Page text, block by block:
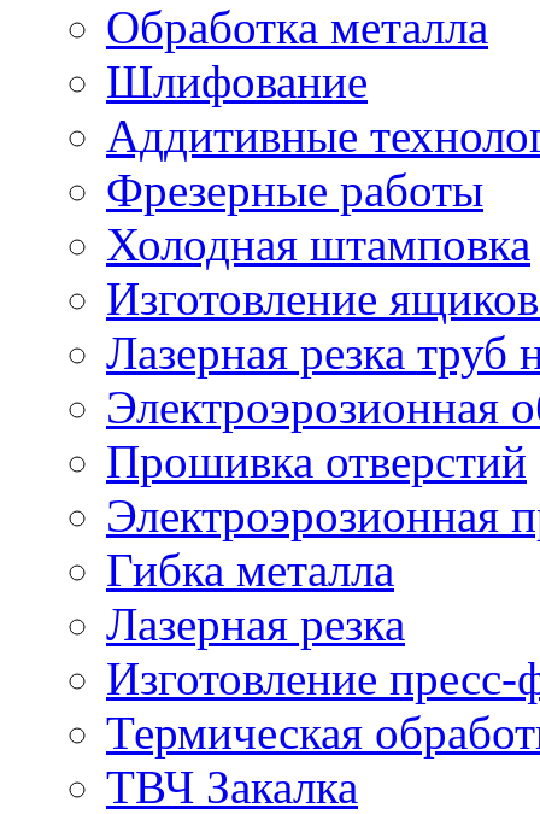
Обработка металла
Шлифование
Аддитивные
Фрезерные работы
Холодная штамповка
Изготовление
Лазерная резка труб
Электроэрозионная
Прошивка отверстий
Электроэрозионная
Гибка металла
Лазерная резка
Изготовление
Термическая
ТВЧ Закалка